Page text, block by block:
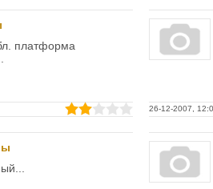
платформа
26-12-2007,